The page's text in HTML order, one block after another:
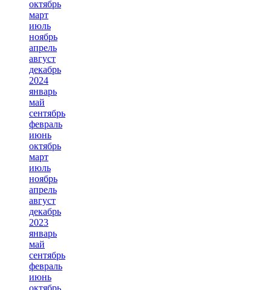
октябрь
март
июль
ноябрь
апрель
август
декабрь
2024
январь
май
сентябрь
февраль
июнь
октябрь
март
июль
ноябрь
апрель
август
декабрь
2023
январь
май
сентябрь
февраль
июнь
октябрь